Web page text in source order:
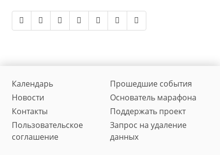
Календарь
Прошедшие события
Новости
Основатель марафона
Контакты
Поддержать проект
Пользовательское
соглашение
Запрос на удаление
данных